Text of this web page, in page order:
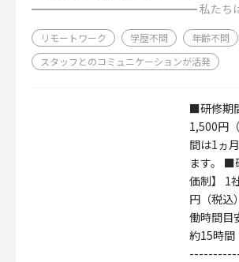
━━━━━━━━━━━━━━━ 私たちは「
リモートワーク 学歴不問
年齢不問
スタッフとのコミュニケーションが活発
■研修期
1,500円
間は1ヵ
ます。 ■
価制】 1
円（税込
働時間目
約15時間